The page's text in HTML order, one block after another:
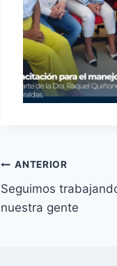
Navegación
de
ANTERIOR
Seguimos
nuestra gente